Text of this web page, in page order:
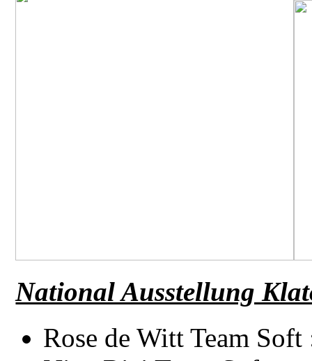
National Ausstellung
Rose de Witt Team